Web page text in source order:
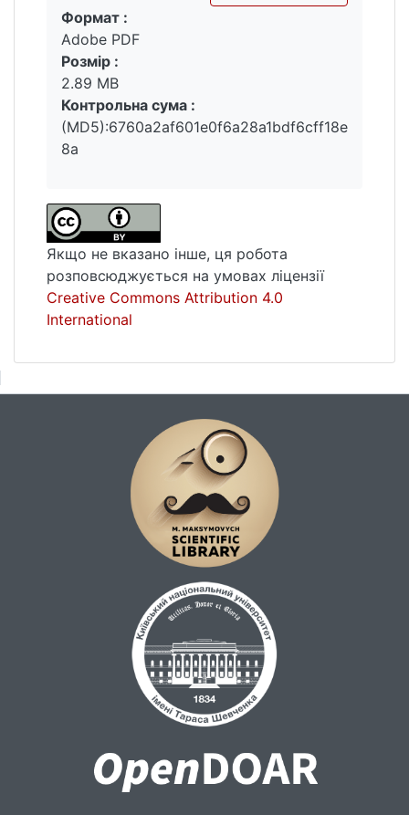
трансформаційні процеси в розвитку
освітнього комплексу області.
Охарактеризовано основні проблеми й об­
ґрунтовано перспективні напрями
подальшого розвитку освітнього
комплексу.
Вантажиться...
Формат :
Adobe PDF
Розмір :
2.89 MB
Контрольна сума :
(MD5):6760a2af601e0f6a28a1bdf6cff18e
8a
Якщо не вказано інше, ця робота
розповсюджується на умовах ліцензії
Creative Commons Attribution 4.0
International